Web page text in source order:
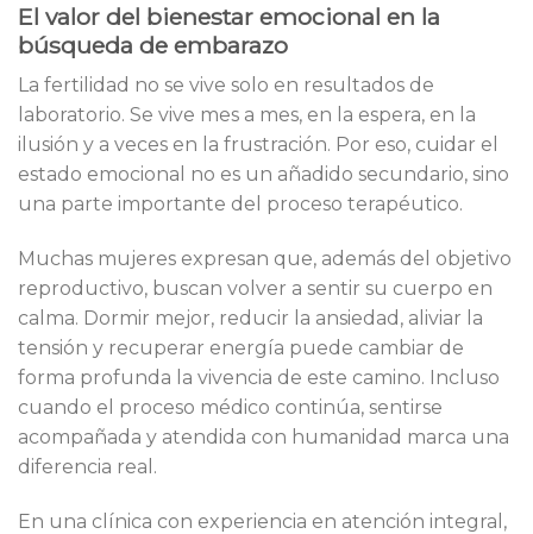
El valor del bienestar emocional en la
búsqueda de embarazo
La fertilidad no se vive solo en resultados de
laboratorio. Se vive mes a mes, en la espera, en la
ilusión y a veces en la frustración. Por eso, cuidar el
estado emocional no es un añadido secundario, sino
una parte importante del proceso terapéutico.
Muchas mujeres expresan que, además del objetivo
reproductivo, buscan volver a sentir su cuerpo en
calma. Dormir mejor, reducir la ansiedad, aliviar la
tensión y recuperar energía puede cambiar de
forma profunda la vivencia de este camino. Incluso
cuando el proceso médico continúa, sentirse
acompañada y atendida con humanidad marca una
diferencia real.
En una clínica con experiencia en atención integral,